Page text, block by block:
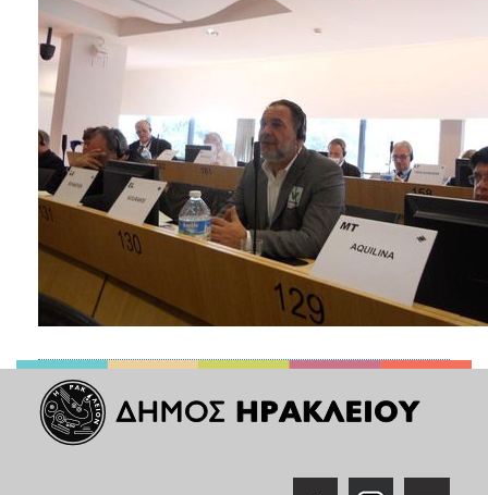
ΠΟΛΙΤΙΣΜΟΣ
ΑΝΘΕΚΤΙΚΗ
ΠΟΛΗ